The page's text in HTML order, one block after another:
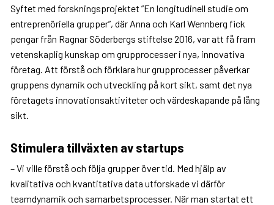
Syftet med forskningsprojektet ”En longitudinell studie om
entreprenöriella grupper”, där Anna och Karl Wennberg fick
pengar från Ragnar Söderbergs stiftelse 2016, var att få fram
vetenskaplig kunskap om grupprocesser i nya, innovativa
företag. Att förstå och förklara hur grupprocesser påverkar
gruppens dynamik och utveckling på kort sikt, samt det nya
företagets innovationsaktiviteter och värdeskapande på lång
sikt.
Stimulera tillväxten av startups
– Vi ville förstå och följa grupper över tid. Med hjälp av
kvalitativa och kvantitativa data utforskade vi därför
teamdynamik och samarbetsprocesser. När man startat ett